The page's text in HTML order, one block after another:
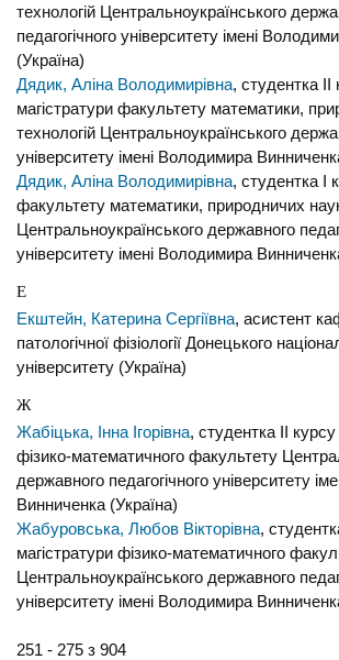
технологій Центральноукраїнського
педагогічного університету імені
(Україна)
Дядик, Аліна Володимирівна, студентка ІІ
магістратури факультету математики,
технологій Центральноукраїнського
університету імені Володимира
Дядик, Аліна Володимирівна, студентка I
факультету математики, природничих
Центральноукраїнського державного
університету імені Володимира
Е
Екштейн, Катерина Сергіївна, асистент
патологічної фізіології Донецького
університету (Україна)
Ж
Жабіцька, Інна Ігорівна, студентка ІI
фізико-математичного факультету
державного педагогічного університету
Винниченка (Україна)
Жабуровська, Любов Вікторівна,
магістратури фізико-математичного
Центральноукраїнського державного
університету імені Володимира
251 - 275 з 904